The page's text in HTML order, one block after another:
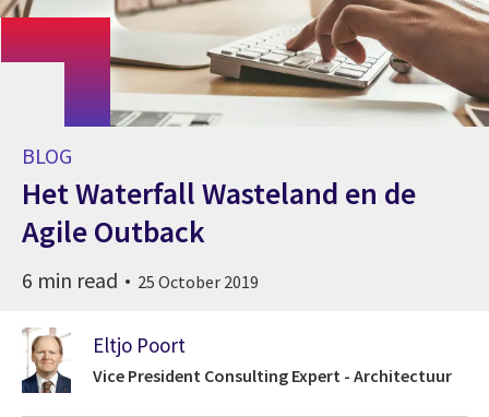
BLOG
Het Waterfall Wasteland en de
Agile Outback
6 min read 25 October 2019
Eltjo Poort
Vice President Consulting Expert - Architectuur